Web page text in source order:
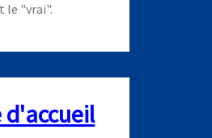
le "vrai".
d'accueil